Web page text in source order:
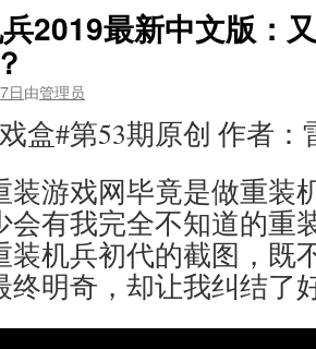
2019最新中文版：
日由管理员
盒#第53期原创 作者：
装游戏网毕竟是做重装
会有我完全不知道的重
装机兵初代的截图，既
终明奇，却让我纠结了